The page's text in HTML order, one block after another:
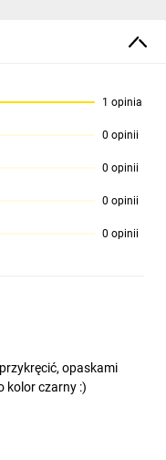
1 opinia
0 opinii
0 opinii
0 opinii
0 opinii
opaskami
kolor czarny :)